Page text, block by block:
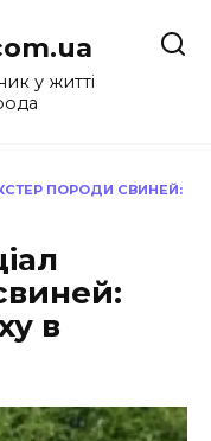
у житті
ПОРОДИ СВИНЕЙ:
в